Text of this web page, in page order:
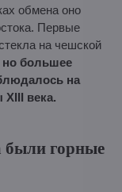
обмена оно
Первые
на чешской
но большее
на
века.
были горные